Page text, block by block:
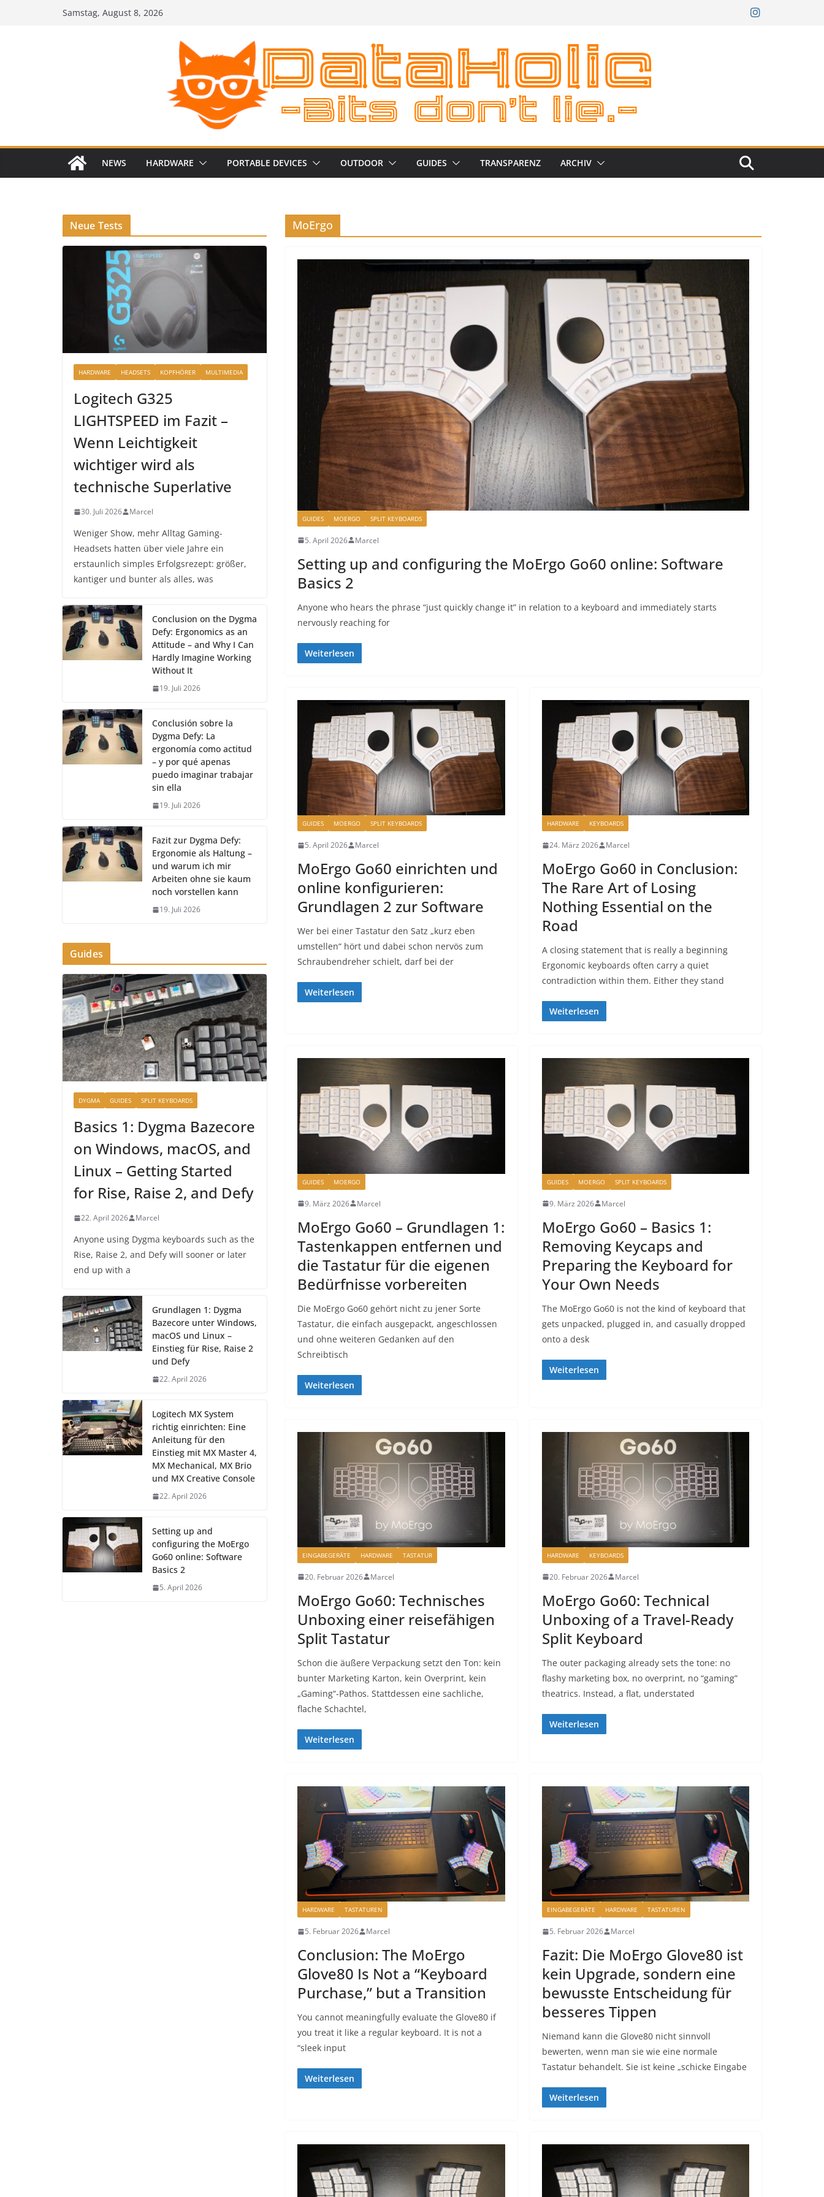
Samstag, August 8, 2026
NEWS HARDWARE PORTABLE DEVICES OUTDOOR GUIDES TRANSPARENZ ARCHIV
MoErgo
GUIDES MOERGO SPLIT KEYBOARDS
5. April 2026 Marcel
Setting up and configuring the MoErgo Go60 online: Software
Basics 2
Anyone who hears the phrase “just quickly change it” in relation to a keyboard and immediately starts
nervously reaching for
Weiterlesen
GUIDES MOERGO SPLIT KEYBOARDS
5. April 2026 Marcel
MoErgo Go60 einrichten und
online konfigurieren:
Grundlagen 2 zur Software
Wer bei einer Tastatur den Satz „kurz eben
umstellen“ hört und dabei schon nervös zum
Schraubendreher schielt, darf bei der
Weiterlesen
HARDWARE KEYBOARDS
24. März 2026 Marcel
MoErgo Go60 in Conclusion:
The Rare Art of Losing
Nothing Essential on the
Road
A closing statement that is really a beginning
Ergonomic keyboards often carry a quiet
contradiction within them. Either they stand
Weiterlesen
GUIDES MOERGO
9. März 2026 Marcel
MoErgo Go60 – Grundlagen 1:
Tastenkappen entfernen und
die Tastatur für die eigenen
Bedürfnisse vorbereiten
Die MoErgo Go60 gehört nicht zu jener Sorte
Tastatur, die einfach ausgepackt, angeschlossen
und ohne weiteren Gedanken auf den
Schreibtisch
Weiterlesen
GUIDES MOERGO SPLIT KEYBOARDS
9. März 2026 Marcel
MoErgo Go60 – Basics 1:
Removing Keycaps and
Preparing the Keyboard for
Your Own Needs
The MoErgo Go60 is not the kind of keyboard that
gets unpacked, plugged in, and casually dropped
onto a desk
Weiterlesen
EINGABEGERÄTE HARDWARE TASTATUR
20. Februar 2026 Marcel
MoErgo Go60: Technisches
Unboxing einer reisefähigen
Split Tastatur
Schon die äußere Verpackung setzt den Ton: kein
bunter Marketing Karton, kein Overprint, kein
„Gaming“-Pathos. Stattdessen eine sachliche,
flache Schachtel,
Weiterlesen
HARDWARE KEYBOARDS
20. Februar 2026 Marcel
MoErgo Go60: Technical
Unboxing of a Travel-Ready
Split Keyboard
The outer packaging already sets the tone: no
flashy marketing box, no overprint, no “gaming”
theatrics. Instead, a flat, understated
Weiterlesen
HARDWARE TASTATUREN
5. Februar 2026 Marcel
Conclusion: The MoErgo
Glove80 Is Not a “Keyboard
Purchase,” but a Transition
You cannot meaningfully evaluate the Glove80 if
you treat it like a regular keyboard. It is not a
“sleek input
Weiterlesen
EINGABEGERÄTE HARDWARE TASTATUREN
5. Februar 2026 Marcel
Fazit: Die MoErgo Glove80 ist
kein Upgrade, sondern eine
bewusste Entscheidung für
besseres Tippen
Niemand kann die Glove80 nicht sinnvoll
bewerten, wenn man sie wie eine normale
Tastatur behandelt. Sie ist keine „schicke Eingabe
Weiterlesen
Neue Tests
HARDWARE HEADSETS KOPFHÖRER MULTIMEDIA
Logitech G325
LIGHTSPEED im Fazit –
Wenn Leichtigkeit
wichtiger wird als
technische Superlative
30. Juli 2026 Marcel
Weniger Show, mehr Alltag Gaming-
Headsets hatten über viele Jahre ein
erstaunlich simples Erfolgsrezept: größer,
kantiger und bunter als alles, was
Conclusion on the Dygma
Defy: Ergonomics as an
Attitude – and Why I Can
Hardly Imagine Working
Without It
19. Juli 2026
Conclusión sobre la
Dygma Defy: La
ergonomía como actitud
– y por qué apenas
puedo imaginar trabajar
sin ella
19. Juli 2026
Fazit zur Dygma Defy:
Ergonomie als Haltung –
und warum ich mir
Arbeiten ohne sie kaum
noch vorstellen kann
19. Juli 2026
Guides
DYGMA GUIDES SPLIT KEYBOARDS
Basics 1: Dygma Bazecore
on Windows, macOS, and
Linux – Getting Started
for Rise, Raise 2, and Defy
22. April 2026 Marcel
Anyone using Dygma keyboards such as the
Rise, Raise 2, and Defy will sooner or later
end up with a
Grundlagen 1: Dygma
Bazecore unter Windows,
macOS und Linux –
Einstieg für Rise, Raise 2
und Defy
22. April 2026
Logitech MX System
richtig einrichten: Eine
Anleitung für den
Einstieg mit MX Master 4,
MX Mechanical, MX Brio
und MX Creative Console
22. April 2026
Setting up and
configuring the MoErgo
Go60 online: Software
Basics 2
5. April 2026